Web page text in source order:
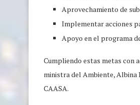
Aprovechamiento de
Implementar acciones
Apoyo en el programa
Cumpliendo estas metas con
ministra del Ambiente, Albina
CAASA.